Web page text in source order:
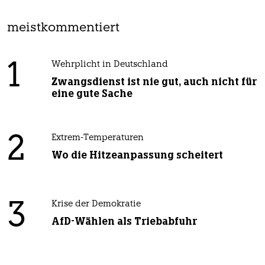
meistkommentiert
1 Wehrplicht in Deutschland
Zwangsdienst ist nie gut, auch nicht für
eine gute Sache
2 Extrem-Temperaturen
Wo die Hitzeanpassung scheitert
3 Krise der Demokratie
AfD-Wählen als Triebabfuhr